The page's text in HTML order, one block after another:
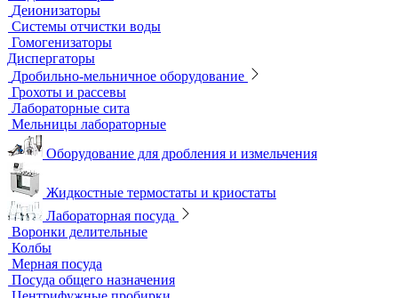
Оксиметры
Промышленные электроды
Перемешивающие устройства
Верхнеприводные мешалки
Магнитные мешалки
Центрифуги
Шейкеры и Встряхиватели (вортексы)
Экстракторы
Водоподготовка
Аквадистилляторы
Бидистилляторы
Деионизаторы
Системы отчистки воды
Гомогенизаторы
Диспергаторы
Дробильно-мельничное оборудование